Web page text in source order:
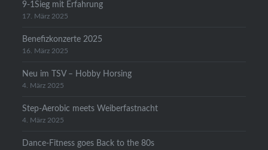
9-1Sieg mit Erfahrung
17. März 2025
Benefizkonzerte 2025
16. März 2025
Neu im TSV – Hobby Horsing
4. März 2025
Step-Aerobic meets Weiberfastnacht
4. März 2025
Dance-Fitness goes Back to the 80s